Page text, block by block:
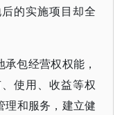
的实施项目却全
包经营权权能，
使用、收益等权
理和服务，建立健